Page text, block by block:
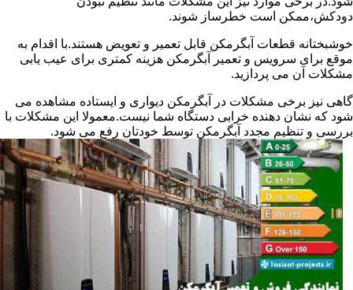
دودکش،ممکن است خطرساز شوند.
خوشبختانه قطعات آبگرمکن قابل تعمیر و تعویض هستند.با اقدام به
موقع برای سرویس و تعمیر آبگرمکن هزینه کمتری برای عیب یابی
مشکلات آن می پردازید.
گاهی نیز برخی مشکلات در آبگرمکن دیواری و ایستاده مشاهده می
شود که نشان دهنده خرابی دستگاه شما نیست.معمولا این مشکلات با
بررسی و تنظیم مجدد آبگرمکن توسط خودتان رفع می شود.